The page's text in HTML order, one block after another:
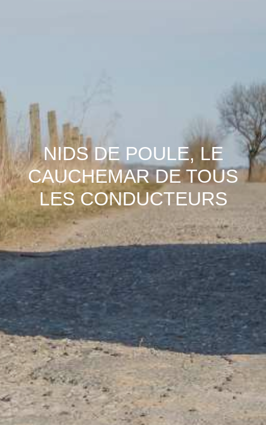
NIDS DE POULE, LE
CAUCHEMAR DE TOUS
LES CONDUCTEURS